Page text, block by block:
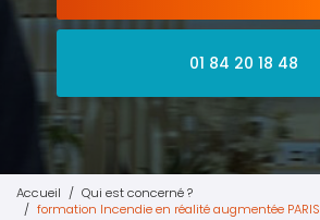
01 84 20 18 48
Accueil
Qui est concerné ?
formation Incendie en réalité augmentée PARIS